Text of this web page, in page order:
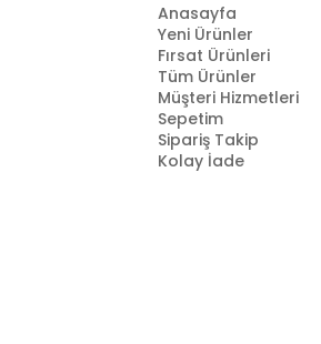
Anasayfa
Yeni Ürünler
Fırsat Ürünleri
Tüm Ürünler
Müşteri Hizmetleri
Sepetim
Sipariş Takip
Kolay İade